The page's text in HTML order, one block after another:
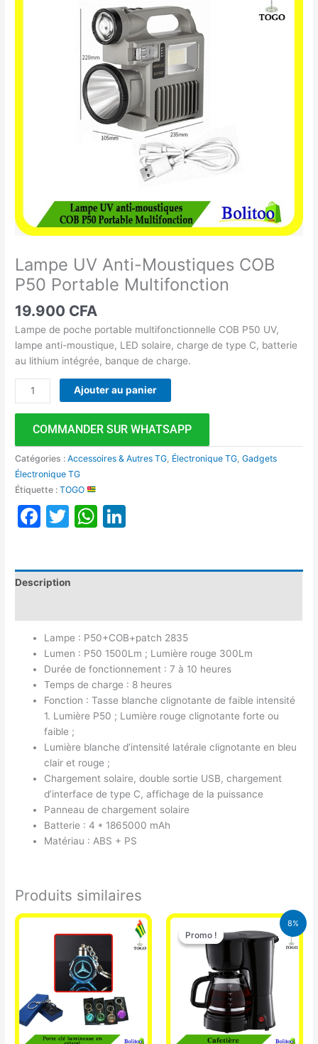
Lampe UV Anti-Moustiques COB
P50 Portable Multifonction
19.900 CFA
Lampe de poche portable multifonctionnelle COB P50 UV,
lampe anti-moustique, LED solaire, charge de type C, batterie
au lithium intégrée, banque de charge.
Ajouter au panier
COMMANDER SUR WHATSAPP
Catégories :Accessoires & Autres TG Électronique TG ,Gadgets
Électronique TG
Étiquette :TOGO
Facebook
TwitterWhatsApp
Description
Lampe : P50+COB+patch 2835
Lumen : P50 1500Lm ; Lumière rouge 300Lm
Durée de fonctionnement : 7 à 10 heures
Temps de charge : 8 heures
Fonction : Tasse blanche clignotante de faible intensité
1. Lumière P50 ; Lumière rouge clignotante forte ou
faible ;
Lumière blanche d’intensité latérale clignotante en bleu
clair et rouge ;
Chargement solaire, double sortie USB, chargement
d’interface de type C, affichage de la puissance
Panneau de chargement solaire
Batterie : 4 * 1865000 mAh
Matériau : ABS + PS
Produits similaires
8%
Promo !
Promo !
Le
prix
initial
25.000 CFA.
Le
prix
actuel
est :
23.000 CFA.